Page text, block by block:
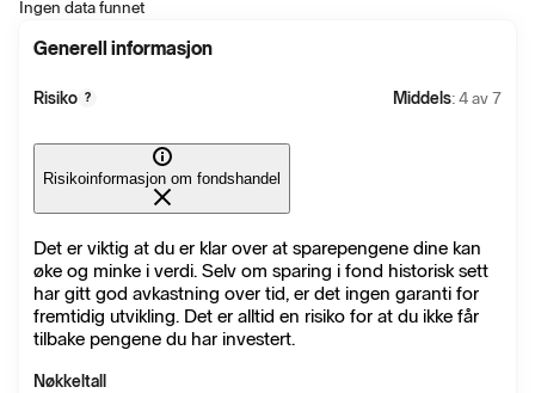
Ingen data funnet
Generell informasjon
Risiko ? Middels: 4 av 7
Risikoinformasjon om fondshandel
Det er viktig at du er klar over at sparepengene dine kan
øke og minke i verdi. Selv om sparing i fond historisk sett
har gitt god avkastning over tid, er det ingen garanti for
fremtidig utvikling. Det er alltid en risiko for at du ikke får
tilbake pengene du har investert.
Nøkkeltall